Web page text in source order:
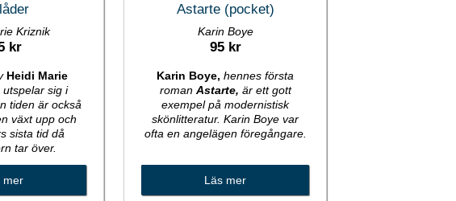
Kriznik
kr
Heidi Marie
utspelar sig i
tiden är också
växt upp och
sista tid då
tar över.
mer
Astarte (pocket)
Karin Boye
95 kr
Karin Boye, hennes första
roman Astarte, är ett gott
exempel på modernistisk
skönlitteratur. Karin Boye var
ofta en angelägen föregångare.
Läs mer